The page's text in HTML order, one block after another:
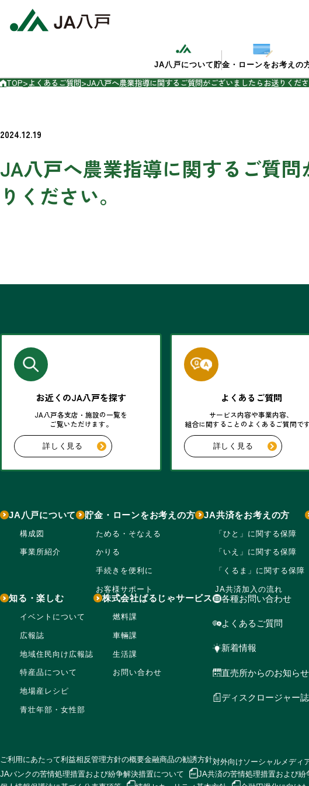
JA八戸について 貯金・ローンをお考えの
TOP>よくあるご質問>JA八戸へ農業指導に関するご質問がございましたらお送りくださ
2024.12.19
JA八戸へ農業指導に関するご質
りください。
お近くのJA八戸を探す
JA八戸各支店・施設の一覧を
ご覧いただけます。
詳しく見る
よくあるご質問
サービス内容や事業内容、
組合に関することのよくあるご質問です
詳しく見る
JA八戸について
構成図
事業所紹介
貯金・ローンをお考えの方
ためる・そなえる
かりる
手続きを便利に
お客様サポート
JA共済をお考えの方
「ひと」に関する保障
「いえ」に関する保障
「くるま」に関する保障
JA共済加入の流れ
知る・楽しむ
イベントについて
広報誌
地域住民向け広報誌
特産品について
地場産レシピ
青壮年部・女性部
株式会社ぱるじゃサービス
燃料課
車輛課
生活課
お問い合わせ
各種お問い合わせ
よくあるご質問
新着情報
直売所からのお知らせ
ディスクロージャー誌
ご利用にあたって利益相反管理方針の概要金融商品の勧誘方針対外向けソーシャルメディ
JAバンクの苦情処理措置および紛争解決措置について JA共済の苦情処理措置および紛